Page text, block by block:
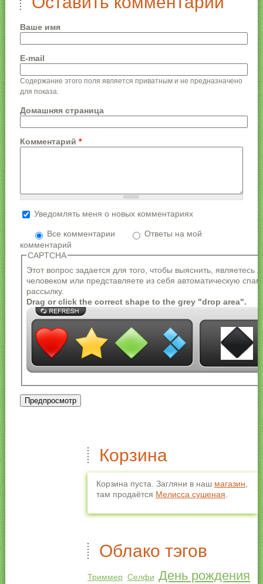
Ваше имя
E-mail
Содержание этого поля является приватным и не предназначено
для показа.
Домашняя страница
Комментарий *
Более подробная информация о текстовых
форматах
Формат текста
Адреса страниц и электронной почты
автоматически преобразуются в ссылки.
Разрешённые HTML-теги: <a> <em> <strong> <cite>
<blockquote> <code> <ul> <ol> <li> <dl> <dt> <dd>
Строки и параграфы переносятся автоматически.
Уведомлять меня о новых комментариях
Все комментарии
Ответы на мой
комментарий
CAPTCHA
Этот вопрос задается для того, чтобы выяснить, являетесь
человеком или представляете из себя автоматическую
рассылку.
Drag or click the correct shape to the grey "drop area".
Корзина
Корзина пуста. Загляни в наш магазин
там продаётся Мелисса сушеная
Облако тэгов
Триммер Селфи День рождения